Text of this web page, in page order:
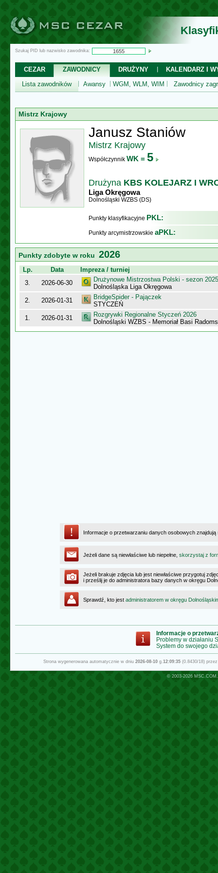
Szukaj PID lub nazwisko zawodnika:
CEZAR ZAWODNICY DRUŻYNY
KALENDARZ I
Lista zawodników
Awansy WGM, WLM, WIM Zawodnicy
Mistrz Krajowy
Janusz Staniów
Mistrz Krajowy
Współczynnik WK = 5
Drużyna KBS KOLEJARZ I
Liga Okręgowa
Dolnośląski WZBS (DS)
Punkty klasyfikacyjne PKL:
Punkty arcymistrzowskie aPKL:
Punkty zdobyte w roku 2026
Lp. Data
Impreza / turniej
3.
2026-06-30
Drużynowe Mistrzostwa Polski - sezon
Dolnośląska Liga Okręgowa
2.
2026-01-31
BridgeSpider - Pajączek
STYCZEŃ
1.
2026-01-31
Rozgrywki Regionalne Styczeń 2026
Dolnośląski WZBS - Memoriał Basi
Informacje o przetwarzaniu danych osobowych
Jeżeli dane są niewłaściwe lub niepełne, skorzystaj z
Jeżeli brakuje zdjęcia lub jest niewłaściwe przygotuj
i prześlij je do administratora bazy danych w okręgu
Sprawdź, kto jest administratorem w okręgu
Informacje o
Problemy w działaniu
System do swojego
Strona wygenerowana automatycznie w dniu 2026-08-10g.12:09:35(0.8430/18)
© 2003-2026